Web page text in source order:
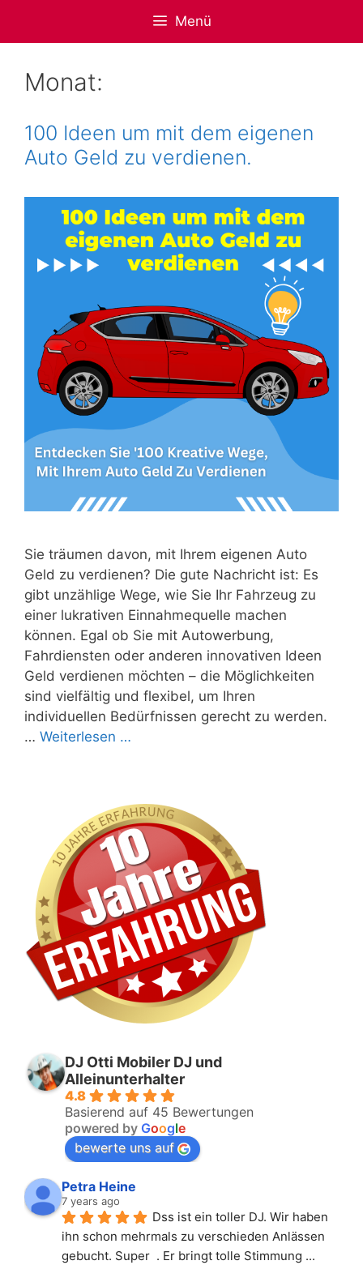
Menü
Monat:
100 Ideen um mit dem eigenen
Auto Geld zu verdienen.
Sie träumen davon, mit Ihrem eigenen Auto
Geld zu verdienen? Die gute Nachricht ist: Es
gibt unzählige Wege, wie Sie Ihr Fahrzeug zu
einer lukrativen Einnahmequelle machen
können. Egal ob Sie mit Autowerbung,
Fahrdiensten oder anderen innovativen Ideen
Geld verdienen möchten – die Möglichkeiten
sind vielfältig und flexibel, um Ihren
individuellen Bedürfnissen gerecht zu werden.
… Weiterlesen …
DJ Otti Mobiler DJ und
Alleinunterhalter
4.8
Basierend auf 45 Bewertungen
powered by Google
bewerte uns auf
Petra Heine
7 years ago
Dss ist ein toller DJ. Wir haben
ihn schon mehrmals zu verschieden Anlässen
gebucht. Super  . Er bringt tolle Stimmung